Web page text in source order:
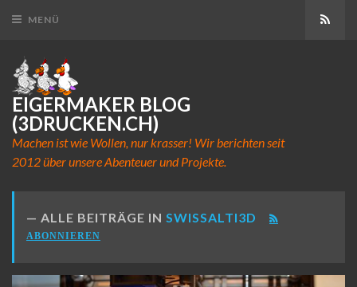
MENÜ
EIGERMAKER BLOG
(3DRUCKEN.CH)
Machen ist wie Wollen, nur krasser! Wir berichten seit
2012 über unsere Abenteuer und Projekte.
ALLE BEITRÄGE IN SWISSALTI3D
ABONNIEREN